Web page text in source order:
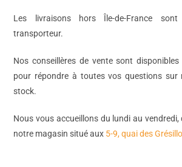
Les livraisons hors Île-de-France
transporteur.
Nos conseillères de vente sont
pour répondre à toutes vos questions sur
stock.
Nous vous accueillons du lundi au
notre magasin situé aux 5-9, quai des